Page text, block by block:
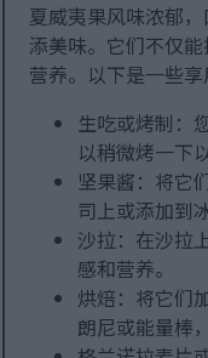
夏威夷果风味浓郁
添美味。它们不仅
营养。以下是一些享
生吃或烤制：
以稍微烤一下
坚果酱：将它
司上或添加到
沙拉：在沙拉
感和营养。
烘焙：将它们
朗尼或能量棒